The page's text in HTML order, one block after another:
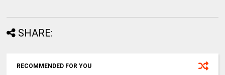
SHARE:
RECOMMENDED FOR YOU